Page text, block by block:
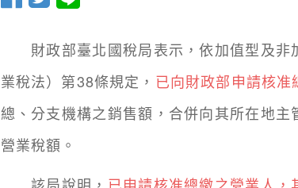
財政部臺北國稅局表示，依加值型及非
業稅法）第38條規定， 已向財政部申請核准
總、分支機構之銷售額，合併向其所在地
營業稅額。